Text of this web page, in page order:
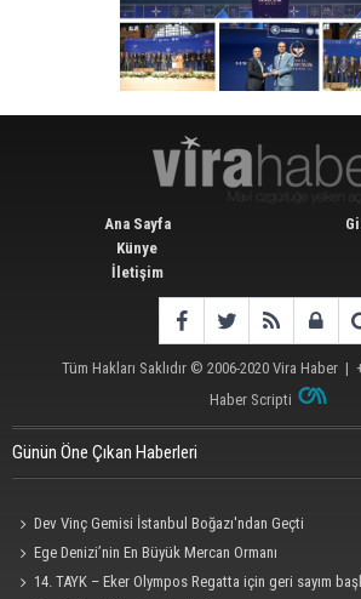
Ana Sayfa
Künye
İletişim
Tüm Hakları Saklıdır © 2006-2020 Vira Haber |
Haber Scripti
Günün Öne Çıkan Haberleri
Dev Vinç Gemisi İstanbul Boğazı'ndan Geçti
Ege Denizi’nin En Büyük Mercan Ormanı
14. TAYK – Eker Olympos Regatta için geri sayım